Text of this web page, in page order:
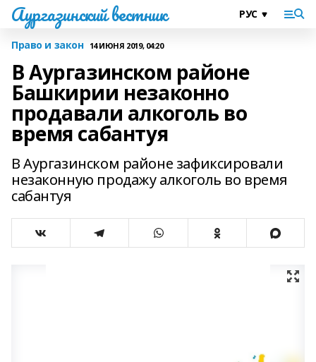
Аургазинский вестник
Право и закон 14 ИЮНЯ 2019, 04:20
В Аургазинском районе
Башкирии незаконно
продавали алкоголь во
время сабантуя
В Аургазинском районе зафиксировали
незаконную продажу алкоголь во время
сабантуя